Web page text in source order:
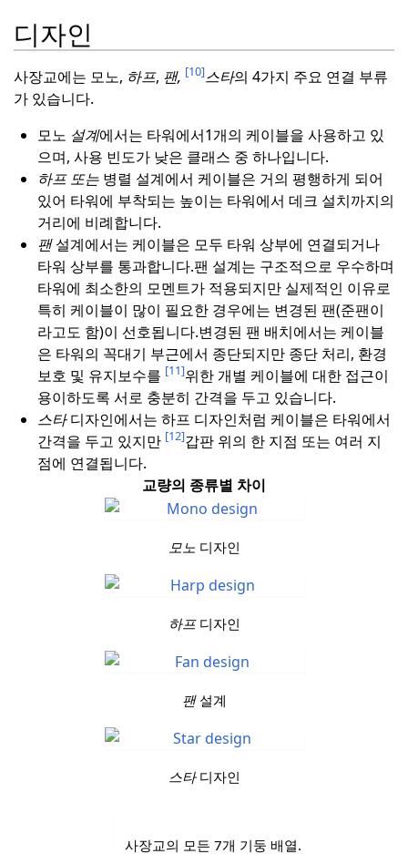
디자인
사장교에는 모노, 하프, 팬, [10]스타의 4가지 주요 연결 부류
가 있습니다.
모노 설계에서는 타워에서1개의 케이블을 사용하고 있
으며, 사용 빈도가 낮은 클래스 중 하나입니다.
하프 또는병렬 설계에서 케이블은 거의 평행하게 되어
있어 타워에 부착되는 높이는 타워에서 데크 설치까지의
거리에 비례합니다.
팬설계에서는 케이블은 모두 타워 상부에 연결되거나
타워 상부를 통과합니다.팬 설계는 구조적으로 우수하며
타워에 최소한의 모멘트가 적용되지만 실제적인 이유로
특히 케이블이 많이 필요한 경우에는 변경된 팬(준팬이
라고도 함)이 선호됩니다.변경된 팬 배치에서는 케이블
은 타워의 꼭대기 부근에서 종단되지만 종단 처리, 환경
보호 및 유지보수를 [11]위한 개별 케이블에 대한 접근이
용이하도록 서로 충분히 간격을 두고 있습니다.
스타디자인에서는 하프 디자인처럼 케이블은 타워에서
간격을 두고 있지만 [12]갑판 위의 한 지점 또는 여러 지
점에 연결됩니다.
교량의 종류별 차이
모노 디자인
하프디자인
팬설계
스타디자인
사장교의 모든 7개 기둥 배열.